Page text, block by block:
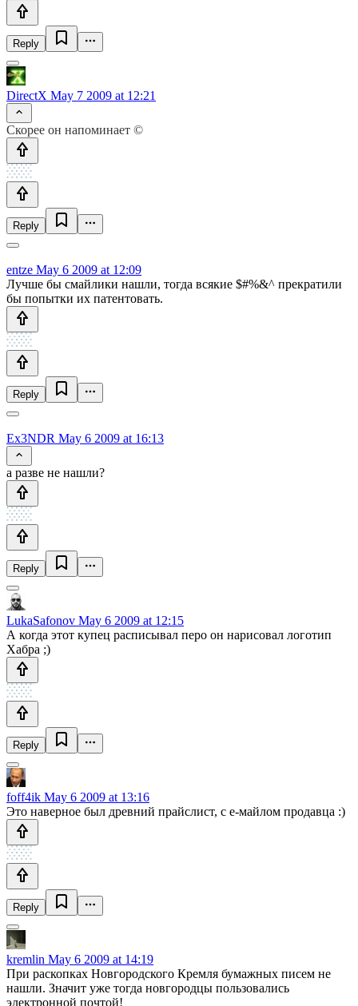
Reply
DirectX May 7 2009 at 12:21
Скорее он напоминает ©
Reply
entze May 6 2009 at 12:09
Лучше бы смайлики нашли, тогда всякие $#%&^ прекратили
бы попытки их патентовать.
Reply
Ex3NDR May 6 2009 at 16:13
а разве не нашли?
Reply
LukaSafonov May 6 2009 at 12:15
А когда этот купец расписывал перо он нарисовал логотип
Хабра ;)
Reply
foff4ik May 6 2009 at 13:16
Это наверное был древний прайслист, с е-майлом продавца :)
Reply
kremlin May 6 2009 at 14:19
При раскопках Новгородского Кремля бумажных писем не
нашли. Значит уже тогда новгородцы пользовались
электронной почтой!